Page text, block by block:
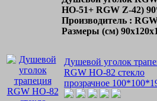
HO-51+ RGW Z-42)
Производитель :
Размеры (см)
Душевой уголок
RGW HO-82 стекло
прозрачное